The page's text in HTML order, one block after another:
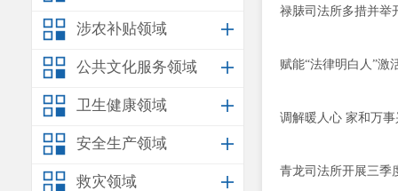
涉农补贴领域
公共文化服务领域
卫生健康领域
安全生产领域
救灾领域
禄脿司法所多措并举
赋能“法律明白人”激
调解暖人心 家和万事
青龙司法所开展三季